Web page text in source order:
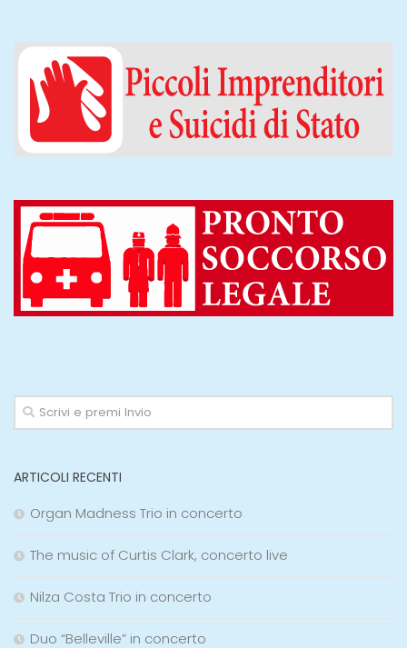
ARTICOLI RECENTI
Organ Madness Trio in concerto
The music of Curtis Clark, concerto live
Nilza Costa Trio in concerto
Duo “Belleville” in concerto